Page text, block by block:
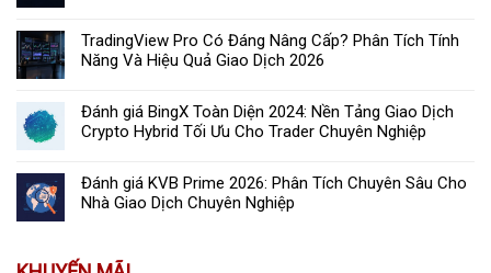
TradingView Pro Có Đáng Nâng Cấp? Phân Tích Tính
Năng Và Hiệu Quả Giao Dịch 2026
Đánh giá BingX Toàn Diện 2024: Nền Tảng Giao Dịch
Crypto Hybrid Tối Ưu Cho Trader Chuyên Nghiệp
Đánh giá KVB Prime 2026: Phân Tích Chuyên Sâu Cho
Nhà Giao Dịch Chuyên Nghiệp